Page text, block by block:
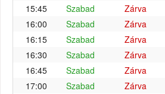
15:45
Szabad Zárva
16:00
Szabad Zárva
16:15
Szabad Zárva
16:30
Szabad Zárva
16:45
Szabad Zárva
17:00
Szabad Zárva